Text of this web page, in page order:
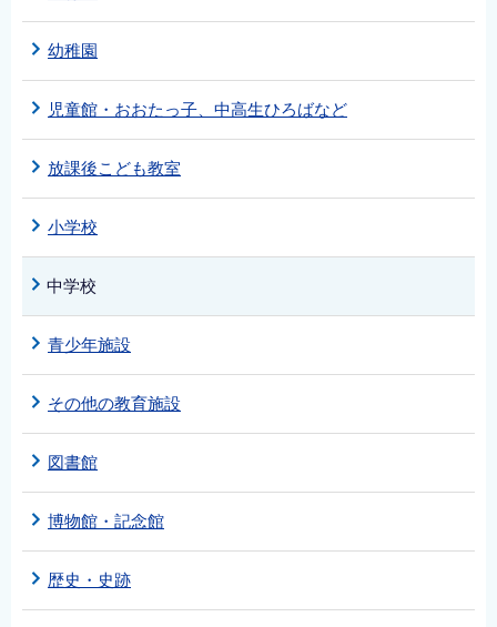
幼稚園
児童館・おおたっ子、中高生ひろばなど
放課後こども教室
小学校
中学校
青少年施設
その他の教育施設
図書館
博物館・記念館
歴史・史跡